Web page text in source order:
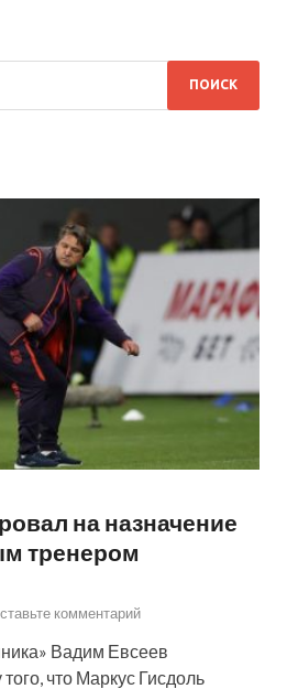
на назначение
тренером
комментарий
Вадим Евсеев
что Маркус Гисдоль